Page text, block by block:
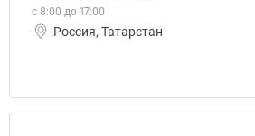
с 8:00 до 17:00
Россия, Татарстан